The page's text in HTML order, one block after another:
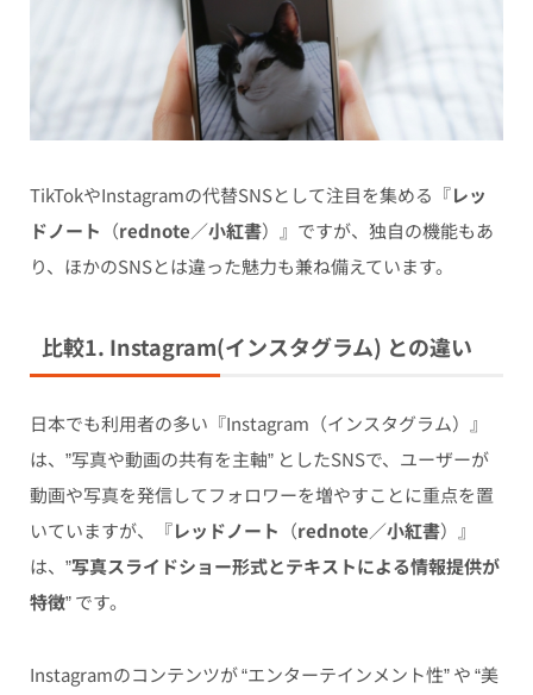
TikTokやInstagramの代替SNSとして注目を集める『レッ
ドノート （rednote／小紅書）』ですが、独自の機能もあ
り、ほかのSNSとは違った魅力も兼ね備えています。
比較1. Instagram(インスタグラム) との違い
日本でも利用者の多い『Instagram（インスタグラム）』
は、”写真や動画の共有を主軸” としたSNSで、ユーザーが
動画や写真を発信してフォロワーを増やすことに重点を置
いていますが、『レッドノート （rednote／小紅書）』
は、”写真スライドショー形式とテキストによる情報提供が
特徴” です。
Instagramのコンテンツが “エンターテインメント性” や “美